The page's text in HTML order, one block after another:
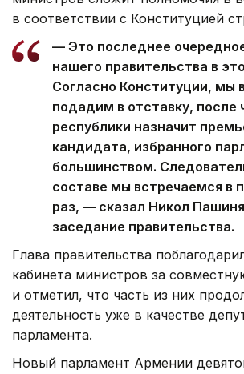
в соответствии с Конституцией
— Это последнее
нашего правительства в
Согласно Конституции, мы
подадим в отставку, после
республики назначит
кандидата, избранного
большинством.
составе мы встречаемся в
раз, — сказал Никол
заседание правительства.
Глава правительства
кабинета министров за
и отметил, что часть из них
деятельность уже в качестве
парламента.
Новый парламент Армении